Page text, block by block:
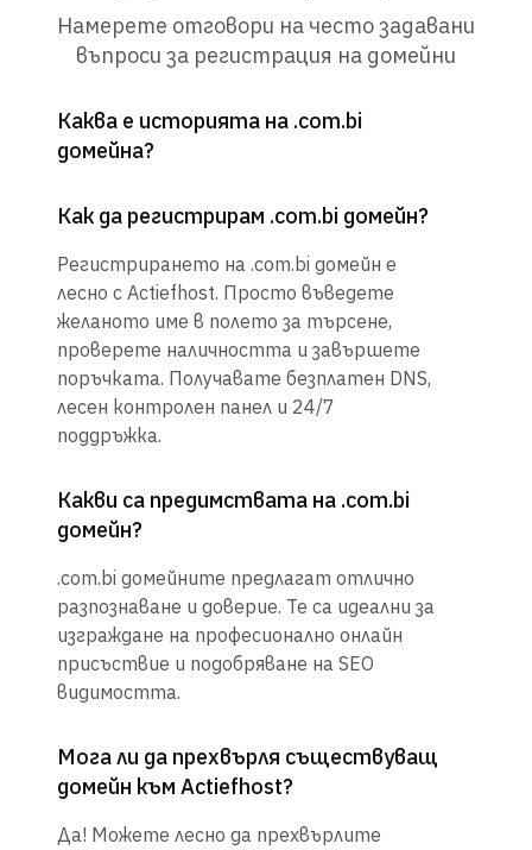
Намерете отговори на често задавани
въпроси за регистрация на домейни
Каква е историята на .com.bi
домейна?
Как да регистрирам .com.bi домейн?
Регистрирането на .com.bi домейн е
лесно с Actiefhost. Просто въведете
желаното име в полето за търсене,
проверете наличността и завършете
поръчката. Получавате безплатен DNS,
лесен контролен панел и 24/7
поддръжка.
Какви са предимствата на .com.bi
домейн?
.com.bi домейните предлагат отлично
разпознаване и доверие. Те са идеални за
изграждане на професионално онлайн
присъствие и подобряване на SEO
видимостта.
Мога ли да прехвърля съществуващ
домейн към Actiefhost?
Да! Можете лесно да прехвърлите